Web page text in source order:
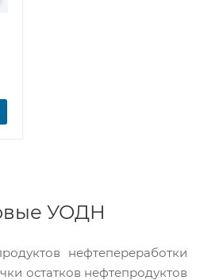
УОДН
нефтепереработки
остатков нефтепродуктов